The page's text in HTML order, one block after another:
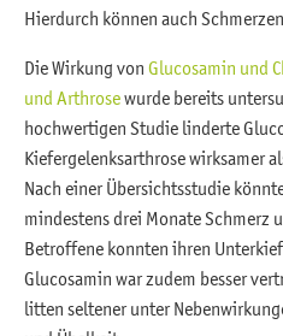
Hierdurch können auch
Die Wirkung von Glucosamin und
und Arthrosewurde bereits
hochwertigen Studie linderte
Kiefergelenksarthrose wirksamer
Nach einer Übersichtsstudie
mindestens drei Monate Schmerz
Betroffene konnten ihren
Glucosamin war zudem besser
litten seltener unter